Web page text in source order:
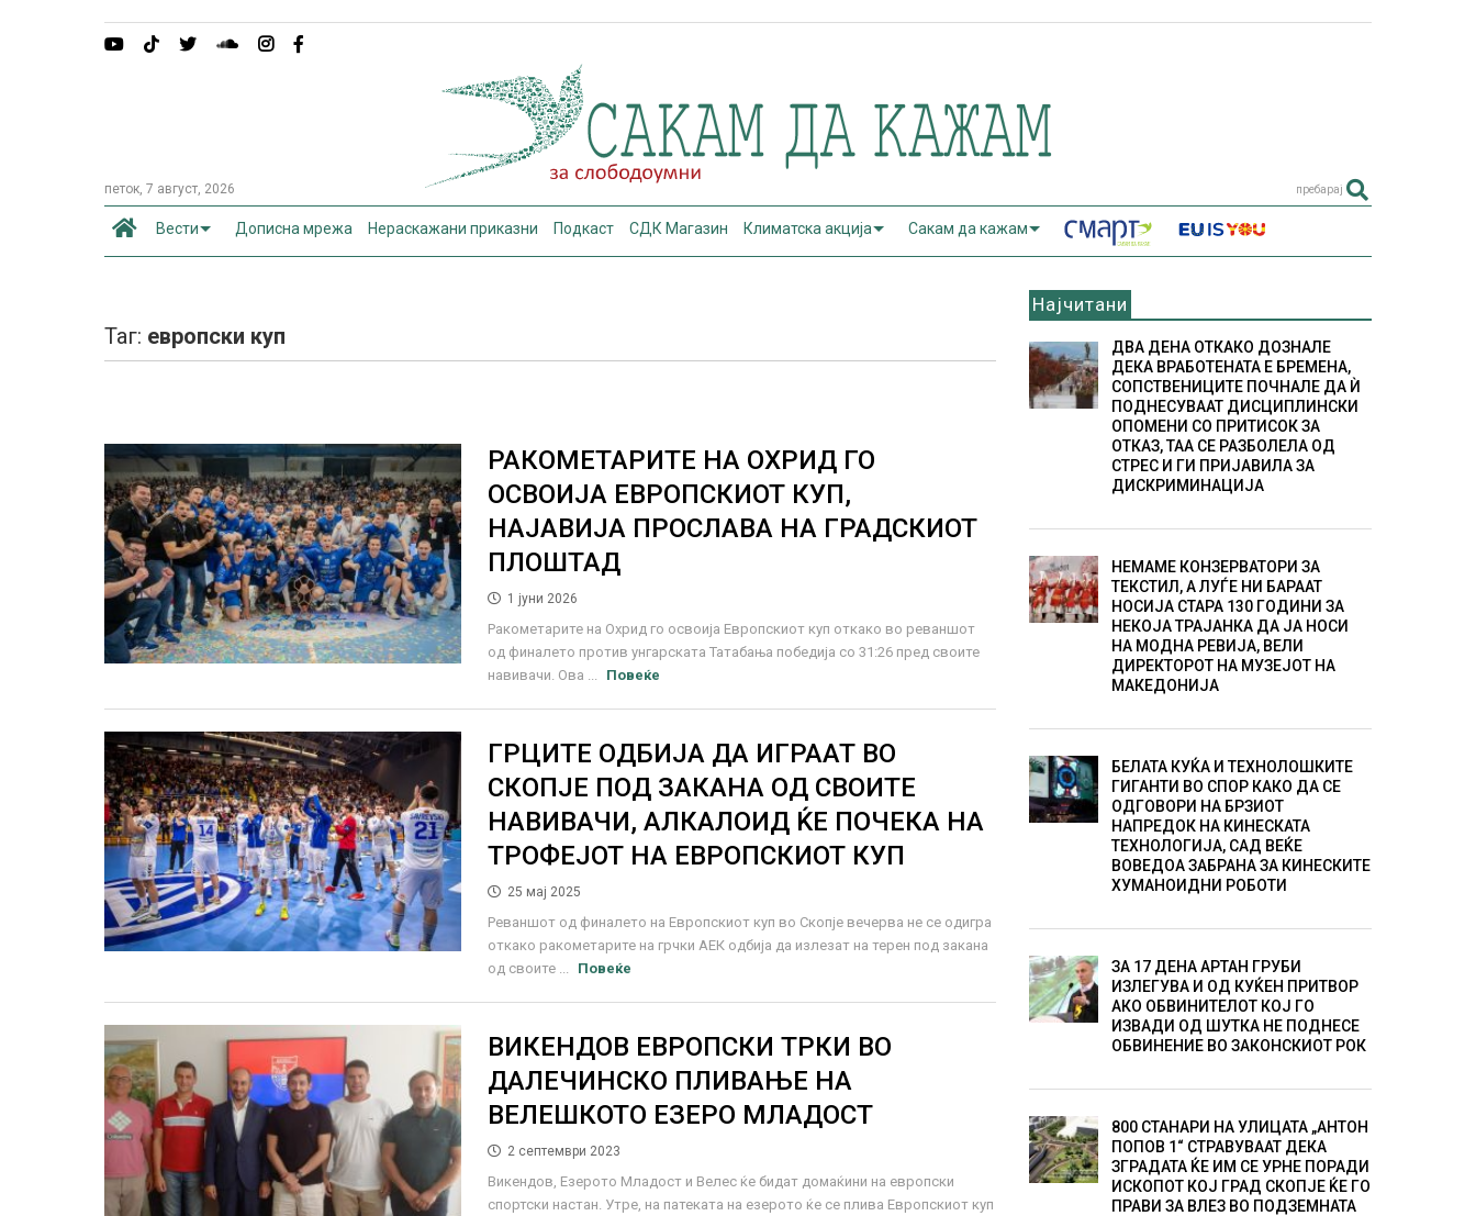
петок, 7 август, 2026 пребарај
Вести Дописна мрежа Нераскажани приказни Подкаст СДК Магазин Климатска акција Сакам да кажам
Таг: европски куп
РАКОМЕТАРИТЕ НА ОХРИД ГО
ОСВОИЈА ЕВРОПСКИОТ КУП,
НАЈАВИЈА ПРОСЛАВА НА ГРАДСКИОТ
ПЛОШТАД
1 јуни 2026
Ракометарите на Охрид го освоија Европскиот куп откако во реваншот
од финалето против унгарската Татабања победија со 31:26 пред своите
навивачи. Ова ...
Повеќе
ГРЦИТЕ ОДБИЈА ДА ИГРААТ ВО
СКОПЈЕ ПОД ЗАКАНА ОД СВОИТЕ
НАВИВАЧИ, АЛКАЛОИД ЌЕ ПОЧЕКА НА
ТРОФЕЈОТ НА ЕВРОПСКИОТ КУП
25 мај 2025
Реваншот од финалето на Европскиот куп во Скопје вечерва не се одигра
откако ракометарите на грчки АЕК одбија да излезат на терен под закана
од своите ...
Повеќе
ВИКЕНДОВ ЕВРОПСКИ ТРКИ ВО
ДАЛЕЧИНСКО ПЛИВАЊЕ НА
ВЕЛЕШКОТО ЕЗЕРО МЛАДОСТ
2 септември 2023
Викендов, Езерото Младост и Велес ќе бидат домаќини на европски
спортски настан. Утре, на патеката на езерото ќе се плива Европскиот куп
Најчитани
ДВА ДЕНА ОТКАКО ДОЗНАЛЕ
ДЕКА ВРАБОТЕНАТА Е БРЕМЕНА,
СОПСТВЕНИЦИТЕ ПОЧНАЛЕ ДА Ѝ
ПОДНЕСУВААТ ДИСЦИПЛИНСКИ
ОПОМЕНИ СО ПРИТИСОК ЗА
ОТКАЗ, ТАА СЕ РАЗБОЛЕЛА ОД
СТРЕС И ГИ ПРИЈАВИЛА ЗА
ДИСКРИМИНАЦИЈА
НЕМАМЕ КОНЗЕРВАТОРИ ЗА
ТЕКСТИЛ, А ЛУЃЕ НИ БАРААТ
НОСИЈА СТАРА 130 ГОДИНИ ЗА
НЕКОЈА ТРАЈАНКА ДА ЈА НОСИ
НА МОДНА РЕВИЈА, ВЕЛИ
ДИРЕКТОРОТ НА МУЗЕЈОТ НА
МАКЕДОНИЈА
БЕЛАТА КУЌА И ТЕХНОЛОШКИТЕ
ГИГАНТИ ВО СПОР КАКО ДА СЕ
ОДГОВОРИ НА БРЗИОТ
НАПРЕДОК НА КИНЕСКАТА
ТЕХНОЛОГИЈА, САД ВЕЌЕ
ВОВЕДОА ЗАБРАНА ЗА КИНЕСКИТЕ
ХУМАНОИДНИ РОБОТИ
ЗА 17 ДЕНА АРТАН ГРУБИ
ИЗЛЕГУВА И ОД КУЌЕН ПРИТВОР
АКО ОБВИНИТЕЛОТ КОЈ ГО
ИЗВАДИ ОД ШУТКА НЕ ПОДНЕСЕ
ОБВИНЕНИЕ ВО ЗАКОНСКИОТ РОК
800 СТАНАРИ НА УЛИЦАТА „АНТОН
ПОПОВ 1“ СТРАВУВААТ ДЕКА
ЗГРАДАТА ЌЕ ИМ СЕ УРНЕ ПОРАДИ
ИСКОПОТ КОЈ ГРАД СКОПЈЕ ЌЕ ГО
ПРАВИ ЗА ВЛЕЗ ВО ПОДЗЕМНАТА